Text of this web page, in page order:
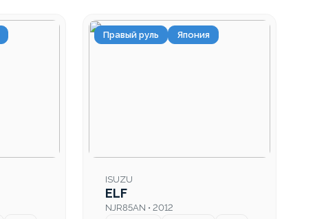
Правый руль Япония
ISUZU
ELF
NJR85AN • 2012